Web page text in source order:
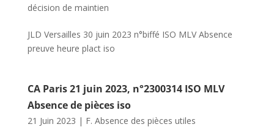
décision de maintien
JLD Versailles 30 juin 2023 n°biffé ISO MLV Absence
preuve heure plact iso
CA Paris 21 juin 2023, n°2300314 ISO MLV
Absence de pièces iso
21 Juin 2023 | F. Absence des pièces utiles